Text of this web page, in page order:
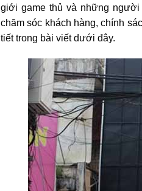
giới game thủ và những người
chăm sóc khách hàng, chính
tiết trong bài viết dưới đây.